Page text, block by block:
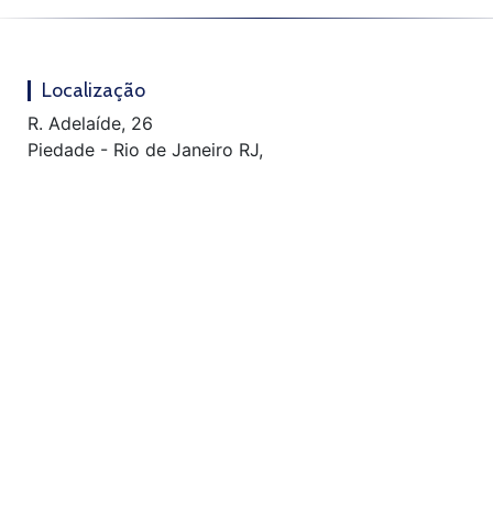
Localização
R. Adelaíde, 26
Piedade - Rio de Janeiro RJ,